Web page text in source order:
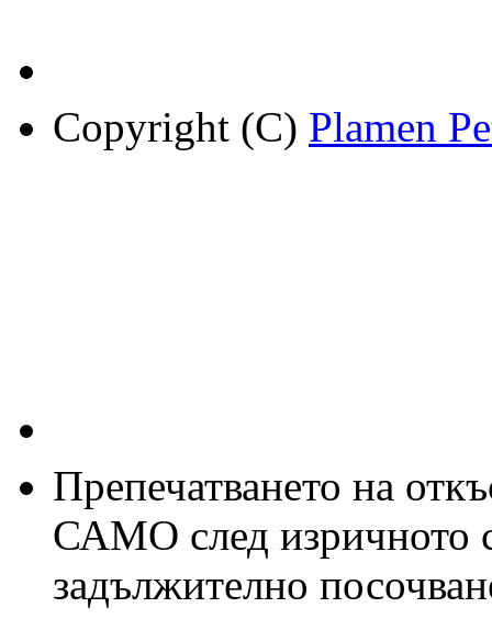
Copyright (C) Plamen
Препечатването на
САМО след изричното
задължително